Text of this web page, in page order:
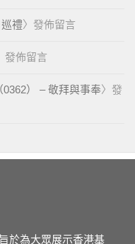
禮〉發佈留言
發佈留言
） – 敬拜與事奉〉發
於為大眾展示香港基